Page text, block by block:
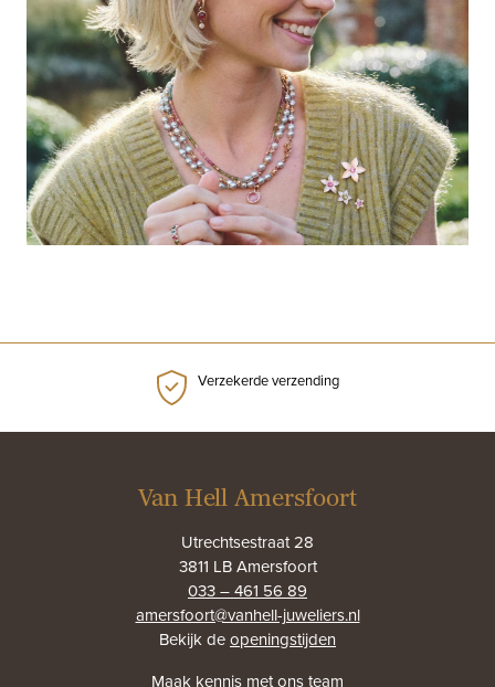
Verzekerde verzending
Van Hell Amersfoort
Utrechtsestraat 28
3811 LB Amersfoort
033 – 461 56 89
amersfoort@vanhell-juweliers.nl
Bekijk deopeningstijden
Maak kennis metons team